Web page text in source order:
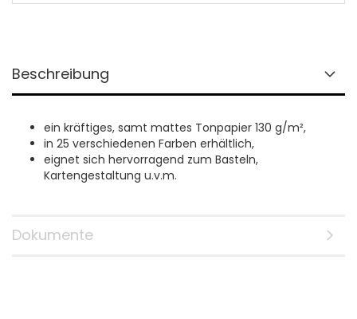
Beschreibung
ein kräftiges, samt mattes Tonpapier 130 g/m²,
in 25 verschiedenen Farben erhältlich,
eignet sich hervorragend zum Basteln,
Kartengestaltung u.v.m.
Dokumente